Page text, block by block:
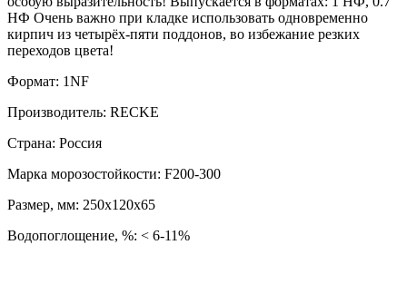
НФ Очень важно при кладке использовать одновременно
кирпич из четырёх-пяти поддонов, во избежание резких
переходов цвета!
Формат: 1NF
Производитель: RECKE
Страна: Россия
Марка морозостойкости: F200-300
Размер, мм: 250х120х65
Водопоглощение, %: < 6-11%